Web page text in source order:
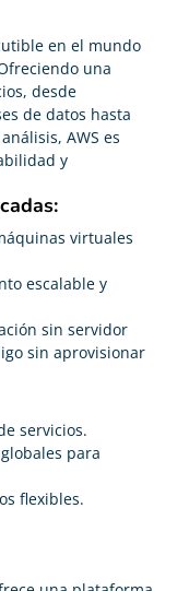
en el mundo
una
desde
de datos hasta
AWS es
y
virtuales
escalable y
sin servidor
sin aprovisionar
servicios.
para
flexibles.